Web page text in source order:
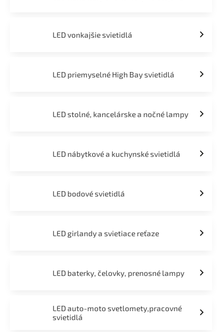
LED vonkajšie svietidlá
LED priemyselné High Bay svietidlá
LED stolné, kancelárske a nočné lampy
LED nábytkové a kuchynské svietidlá
LED bodové svietidlá
LED girlandy a svietiace reťaze
LED baterky, čelovky, prenosné lampy
LED auto-moto svetlomety,pracovné
svietidlá